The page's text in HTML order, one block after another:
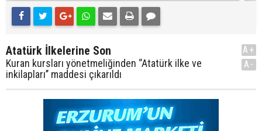
Atatürk İlkelerine Son
Kuran kursları yönetmeliğinden ‘’Atatürk ilke ve
inkilapları’’ maddesi çıkarıldı
A+
A-